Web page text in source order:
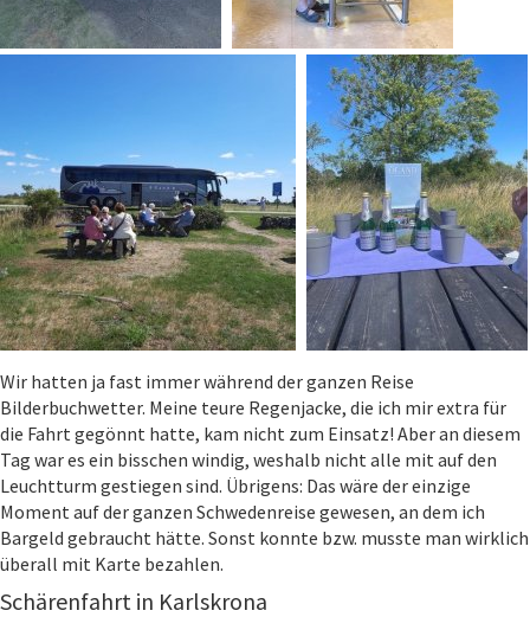
Wir hatten ja fast immer während der ganzen Reise
Bilderbuchwetter. Meine teure Regenjacke, die ich mir extra für
die Fahrt gegönnt hatte, kam nicht zum Einsatz! Aber an diesem
Tag war es ein bisschen windig, weshalb nicht alle mit auf den
Leuchtturm gestiegen sind. Übrigens: Das wäre der einzige
Moment auf der ganzen Schwedenreise gewesen, an dem ich
Bargeld gebraucht hätte. Sonst konnte bzw. musste man wirklich
überall mit Karte bezahlen.
Schärenfahrt in Karlskrona